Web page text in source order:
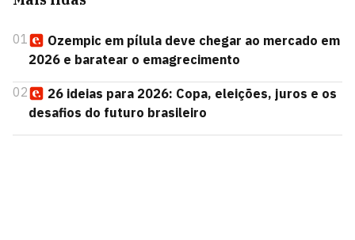
01
Ozempic em pílula deve chegar ao mercado em
2026 e baratear o emagrecimento
02
26 ideias para 2026: Copa, eleições, juros e os
desafios do futuro brasileiro